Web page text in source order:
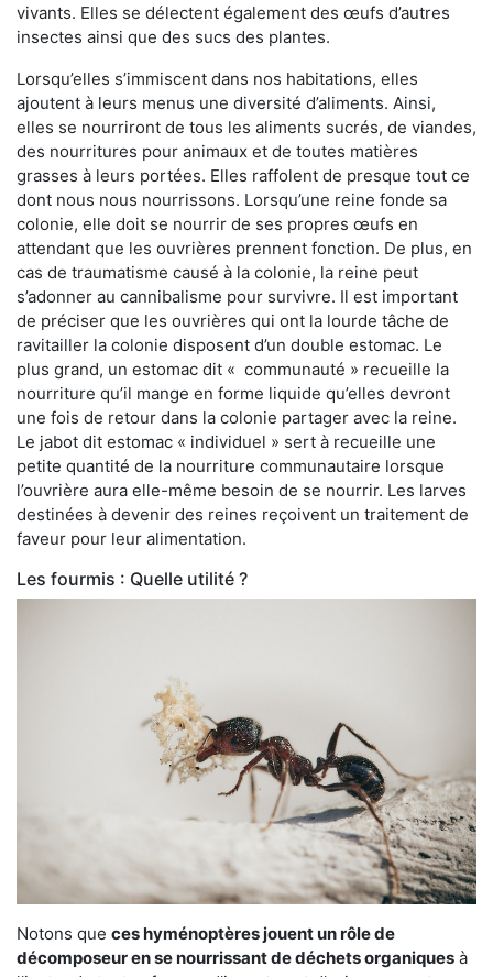
vivants. Elles se délectent également des œufs d’autres
insectes ainsi que des sucs des plantes.
Lorsqu’elles s’immiscent dans nos habitations, elles
ajoutent à leurs menus une diversité d’aliments. Ainsi,
elles se nourriront de tous les aliments sucrés, de viandes,
des nourritures pour animaux et de toutes matières
grasses à leurs portées. Elles raffolent de presque tout ce
dont nous nous nourrissons. Lorsqu’une reine fonde sa
colonie, elle doit se nourrir de ses propres œufs en
attendant que les ouvrières prennent fonction. De plus, en
cas de traumatisme causé à la colonie, la reine peut
s’adonner au cannibalisme pour survivre. Il est important
de préciser que les ouvrières qui ont la lourde tâche de
ravitailler la colonie disposent d’un double estomac. Le
plus grand, un estomac dit « communauté » recueille la
nourriture qu’il mange en forme liquide qu’elles devront
une fois de retour dans la colonie partager avec la reine.
Le jabot dit estomac « individuel » sert à recueille une
petite quantité de la nourriture communautaire lorsque
l’ouvrière aura elle-même besoin de se nourrir. Les larves
destinées à devenir des reines reçoivent un traitement de
faveur pour leur alimentation.
Les fourmis : Quelle utilité ?
Notons que ces hyménoptères jouent un rôle de
décomposeur en se nourrissant de déchets organiques à